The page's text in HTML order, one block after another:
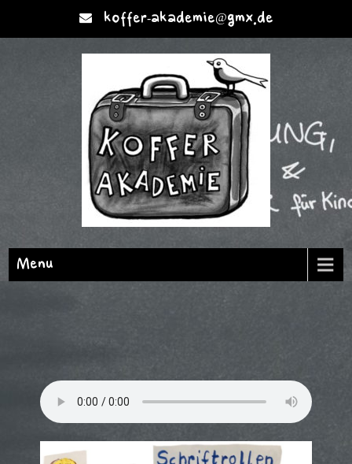
koffer-akademie@gmx.de
Menu